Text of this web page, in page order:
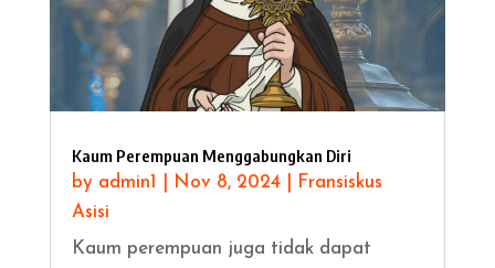
Kaum Perempuan Menggabungkan Diri
by admin1 Nov 8, 2024|
Fransiskus
Asisi
Kaum perempuan juga tidak dapat